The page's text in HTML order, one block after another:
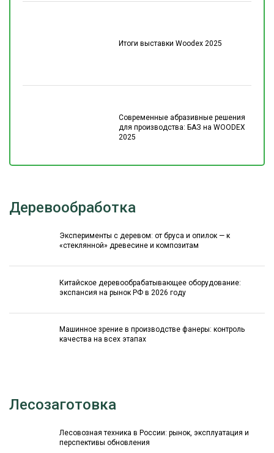
Итоги выставки Woodex 2025
Современные абразивные решения
для производства: БАЗ на WOODEX
2025
Деревообработка
Эксперименты с деревом: от бруса и опилок — к
«стеклянной» древесине и композитам
Китайское деревообрабатывающее оборудование:
экспансия на рынок РФ в 2026 году
Машинное зрение в производстве фанеры: контроль
качества на всех этапах
Лесозаготовка
Лесовозная техника в России: рынок, эксплуатация и
перспективы обновления